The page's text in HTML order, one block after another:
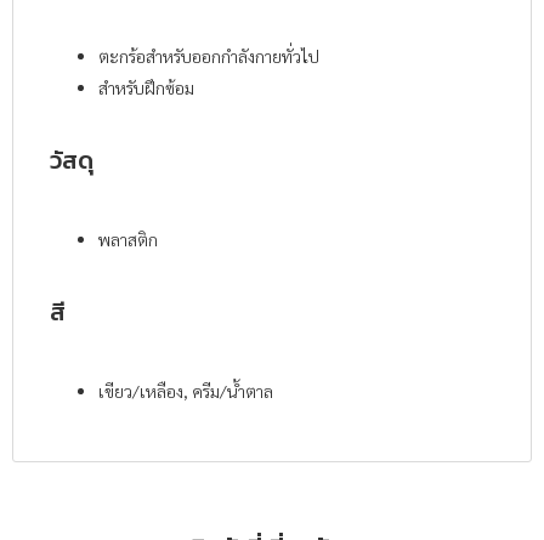
ตะกร้อสำหรับออกกำลังกายทั่วไป
สำหรับฝึกซ้อม
วัสดุ
พลาสติก
สี
เขียว/เหลือง, ครีม/น้ำตาล